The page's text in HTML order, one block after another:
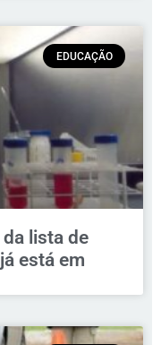
EDUCAÇÃO
lista de
está em